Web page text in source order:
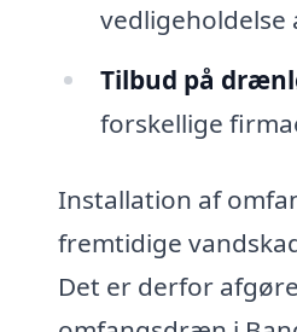
Tilbud på
forskellige
Installation af
fremtidige
Det er derfor